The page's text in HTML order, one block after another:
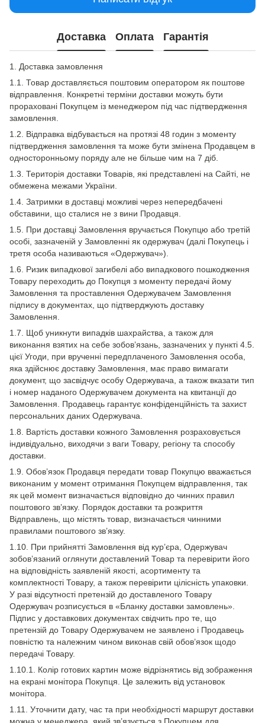
Доставка Оплата Гарантія
1. Доставка замовлення
1.1. Товар доставляється поштовим оператором як поштове
відправлення. Конкретні терміни доставки можуть бути
прораховані Покупцем із менеджером під час підтвердження
замовлення.
1.2. Відправка відбувається на протязі 48 годин з моменту
підтвердження замовлення та може бути змінена Продавцем в
односторонньому поряду але не більше чим на 7 діб.
1.3. Територія доставки Товарів, які представлені на Сайті, не
обмежена межами України.
1.4. Затримки в доставці можливі через непередбачені
обставини, що сталися не з вини Продавця.
1.5. При доставці Замовлення вручається Покупцю або третій
особі, зазначеній у Замовленні як одержувач (далі Покупець і
третя особа називаються «Одержувач»).
1.6. Ризик випадкової загибелі або випадкового пошкодження
Товару переходить до Покупця з моменту передачі йому
Замовлення та проставлення Одержувачем Замовлення
підпису в документах, що підтверджують доставку
Замовлення.
1.7. Щоб уникнути випадків шахрайства, а також для
виконання взятих на себе зобов’язань, зазначених у пункті 4.5.
цієї Угоди, при врученні передплаченого Замовлення особа,
яка здійснює доставку Замовлення, має право вимагати
документ, що засвідчує особу Одержувача, а також вказати тип
і номер наданого Одержувачем документа на квитанції до
Замовлення. Продавець гарантує конфіденційність та захист
персональних даних Одержувача.
1.8. Вартість доставки кожного Замовлення розраховується
індивідуально, виходячи з ваги Товару, регіону та способу
доставки.
1.9. Обов’язок Продавця передати товар Покупцю вважається
виконаним у момент отримання Покупцем відправлення, так
як цей момент визначається відповідно до чинних правил
поштового зв’язку. Порядок доставки та розкриття
Відправлень, що містять товар, визначається чинними
правилами поштового зв’язку.
1.10. При прийнятті Замовлення від кур’єра, Одержувач
зобов’язаний оглянути доставлений Товар та перевірити його
на відповідність заявленій якості, асортименту та
комплектності Товару, а також перевірити цілісність упаковки.
У разі відсутності претензій до доставленого Товару
Одержувач розписується в «Бланку доставки замовлень».
Підпис у доставкових документах свідчить про те, що
претензій до Товару Одержувачем не заявлено і Продавець
повністю та належним чином виконав свій обов’язок щодо
передачі Товару.
1.10.1. Колір готових картин може відрізнятись від зображення
на екрані монітора Покупця. Це залежить від установок
монітора.
1.11. Уточнити дату, час та при необхідності маршрут доставки